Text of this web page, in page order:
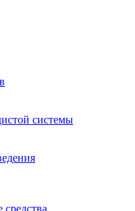
системы